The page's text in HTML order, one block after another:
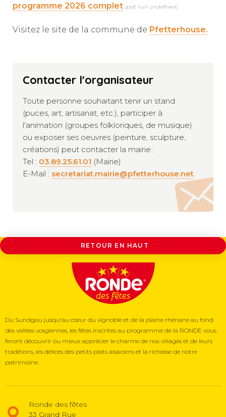
Contacter l'organisateur
Toute personne souhaitant tenir un stand
(puces, art, artisanat, etc.), participer à
l'animation (groupes folkloriques, de musique)
ou exposer ses oeuvres (peinture, sculpture,
créations) peut contacter la mairie :
Tel : 03.89.25.61.01 (Mairie)
E-Mail : secretariat.mairie@pfetterhouse.net
programme 2026 complet (pdf, null undefined)
Visitez le site de la commune de Pfetterhouse.
RETOUR EN HAUT
Du Sundgau jusqu'au cœur du vignoble et de la plaine rhénane au fond
des vallées vosgiennes, les fêtes inscrites au programme de la RONDE vous
feront découvrir ou mieux apprécier le charme de nos villages et de leurs
traditions, les délices des petits plats alsaciens et la richesse de notre
patrimoine.
Ronde des fêtes
33 Grand Rue